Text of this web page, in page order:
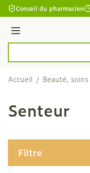
Aller au contenu
Conseil du pharmacien
Menu
Accueil / Beauté,
Senteur
Filtre